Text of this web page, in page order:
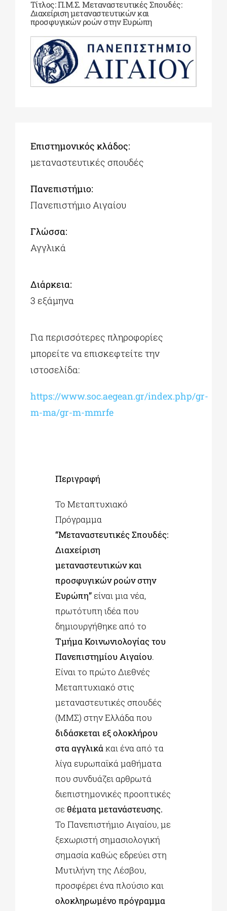
ΕΚΠΑΙΔΕΥΤΙΚΑ ΙΔΡΥΜΑΤΑ
Τίτλος: Π.Μ.Σ. Μεταναστευτικές Σπουδές:
Διαχείριση μεταναστευτικών και
προσφυγικών ροών στην Ευρώπη
Επιστημονικός κλάδος:
μεταναστευτικές σπουδές
Πανεπιστήμιο:
Πανεπιστήμιο Αιγαίου
Γλώσσα:
Αγγλικά
Διάρκεια:
3 εξάμηνα
Για περισσότερες πληροφορίες
μπορείτε να επισκεφτείτε την
ιστοσελίδα:
https://www.soc.aegean.gr/index.php/gr-
m-ma/gr-m-mmrfe
Περιγραφή
Το Μεταπτυχιακό
Πρόγραμμα
“Μεταναστευτικές Σπουδές:
Διαχείριση
μεταναστευτικών και
προσφυγικών ροών στην
Ευρώπη” είναι μια νέα,
πρωτότυπη ιδέα που
δημιουργήθηκε από το
Τμήμα Κοινωνιολογίας του
Πανεπιστημίου Αιγαίου.
Είναι το πρώτο Διεθνές
Μεταπτυχιακό στις
μεταναστευτικές σπουδές
(ΜΜΣ) στην Ελλάδα που
διδάσκεται εξ ολοκλήρου
στα αγγλικά και ένα από τα
λίγα ευρωπαϊκά μαθήματα
που συνδυάζει αρθρωτά
διεπιστημονικές προοπτικές
σε θέματα μετανάστευσης.
Το Πανεπιστήμιο Αιγαίου, με
ξεχωριστή σημασιολογική
σημασία καθώς εδρεύει στη
Μυτιλήνη της Λέσβου,
προσφέρει ένα πλούσιο και
ολοκληρωμένο πρόγραμμα